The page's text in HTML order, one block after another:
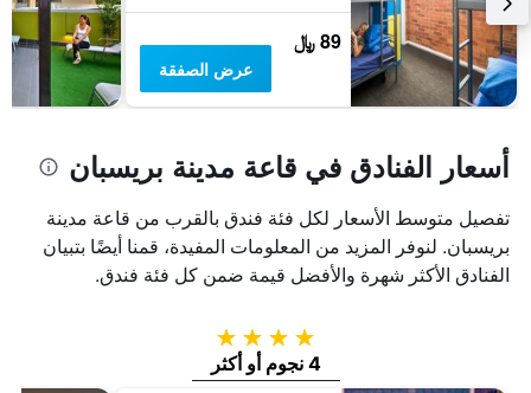
89 ﷼
عرض الصفقة
أسعار الفنادق في قاعة مدينة بريسبان
تفصيل متوسط الأسعار لكل فئة فندق بالقرب من قاعة مدينة
بريسبان. لنوفر المزيد من المعلومات المفيدة، قمنا أيضًا بتبيان
الفنادق الأكثر شهرة والأفضل قيمة ضمن كل فئة فندق.
4 نجوم
4 نجوم أو أكثر